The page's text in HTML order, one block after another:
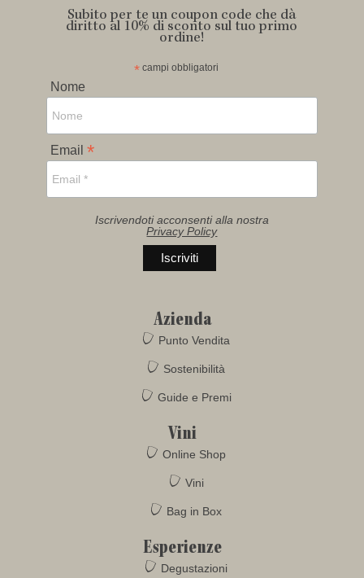
Subito per te un coupon code che dà
diritto al 10% di sconto sul tuo primo
ordine!
* campi obbligatori
Nome
Email *
Iscrivendoti acconsenti alla nostra
Privacy Policy
Azienda
Punto Vendita
Sostenibilità
Guide e Premi
Vini
Online Shop
Vini
Bag in Box
Esperienze
Degustazioni